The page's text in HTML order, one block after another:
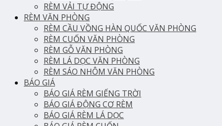
RÈM VẢI TỰ ĐỘNG
RÈM VĂN PHÒNG
RÈM CẦU VỒNG HÀN QUỐC VĂN PHÒNG
RÈM CUỐN VĂN PHÒNG
RÈM GỖ VĂN PHÒNG
RÈM LÁ DỌC VĂN PHÒNG
RÈM SÁO NHÔM VĂN PHÒNG
BÁO GIÁ
BÁO GIÁ RÈM GIẾNG TRỜI
BÁO GIÁ ĐỘNG CƠ RÈM
BÁO GIÁ RÈM LÁ DỌC